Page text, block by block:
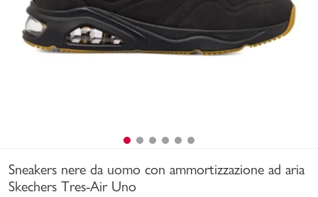
Uomo
Sneakers nere da uomo con ammortizzazione ad aria
Skechers Tres-Air Uno